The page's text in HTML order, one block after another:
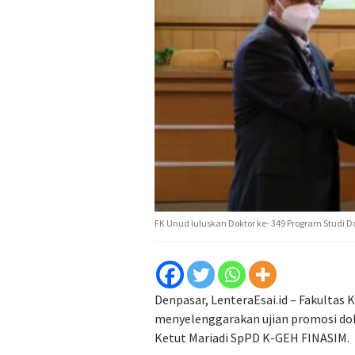
FK Unud luluskan Doktor ke- 349 Program Studi
Denpasar, LenteraEsai.id – Fakultas
menyelenggarakan ujian promosi
Ketut Mariadi SpPD K-GEH FINASIM.